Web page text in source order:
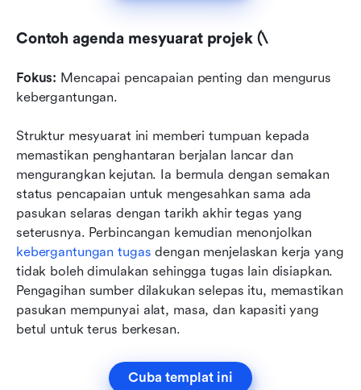
Contoh agenda mesyuarat projek (\
Fokus: Mencapai pencapaian penting dan mengurus
kebergantungan.
Struktur mesyuarat ini memberi tumpuan kepada
memastikan penghantaran berjalan lancar dan
mengurangkan kejutan. Ia bermula dengan semakan
status pencapaian untuk mengesahkan sama ada
pasukan selaras dengan tarikh akhir tegas yang
kebergantungan tugas dengan menjelaskan kerja yang
tidak boleh dimulakan sehingga tugas lain disiapkan.
Pengagihan sumber dilakukan selepas itu, memastikan
pasukan mempunyai alat, masa, dan kapasiti yang
betul untuk terus berkesan.
Cuba templat ini